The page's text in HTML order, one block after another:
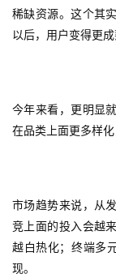
游
茶
游
戏
业
稀缺资源。这个其
以后，用户变得更
今年来看，更明显
在品类上面更多样
市场趋势来说，从
竞上面的投入会越
越白热化；终端多
现。